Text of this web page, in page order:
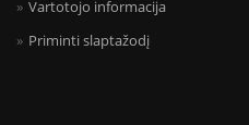
Vartotojo informacija
Priminti slaptažodį